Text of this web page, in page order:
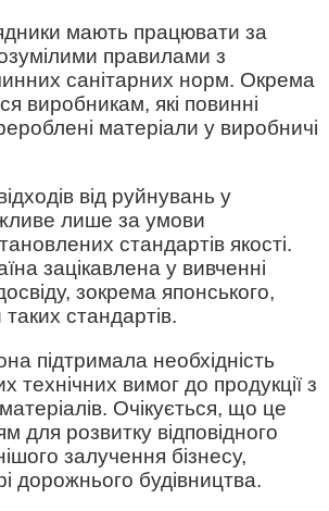
мають працювати за
правилами з
санітарних норм. Окрема
виробникам, які повинні
матеріали у виробничі
від руйнувань у
лише за умови
стандартів якості.
зацікавлена у вивченні
зокрема японського,
стандартів.
підтримала необхідність
технічних вимог до продукції з
Очікується, що це
для розвитку відповідного
залучення бізнесу,
дорожнього будівництва.